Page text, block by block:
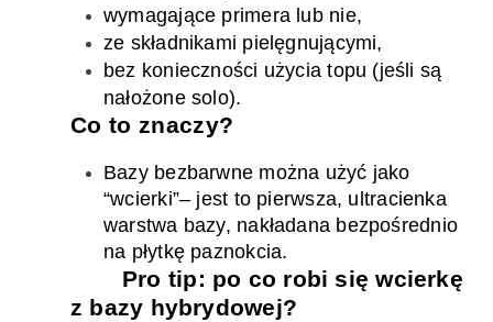
wymagające primera lub nie,
ze składnikami pielęgnującymi,
bez konieczności użycia topu (jeśli są
nałożone solo).
Co to znaczy?
Bazy bezbarwne można użyć jako
“wcierki”– jest to pierwsza, ultracienka
warstwa bazy, nakładana bezpośrednio
na płytkę paznokcia.
Pro tip: po co robi się wcierkę
z bazy hybrydowej?